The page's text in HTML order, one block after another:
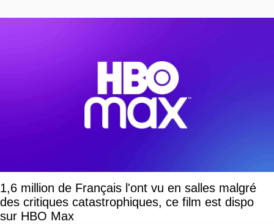
1,6 million de Français l'ont vu en salles malgré
des critiques catastrophiques, ce film est dispo
sur HBO Max